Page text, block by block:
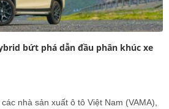
bứt phá dẫn đầu phân khúc xe
nhà sản xuất ô tô Việt Nam (VAMA),